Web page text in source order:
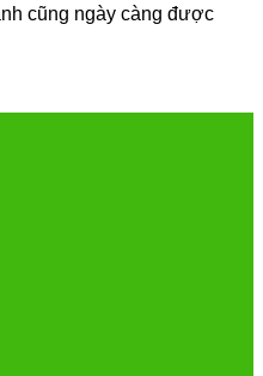
cũng ngày càng được